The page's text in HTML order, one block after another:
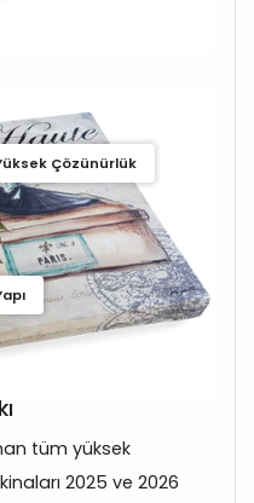
Çözünürlük
tüm yüksek
2025 ve 2026